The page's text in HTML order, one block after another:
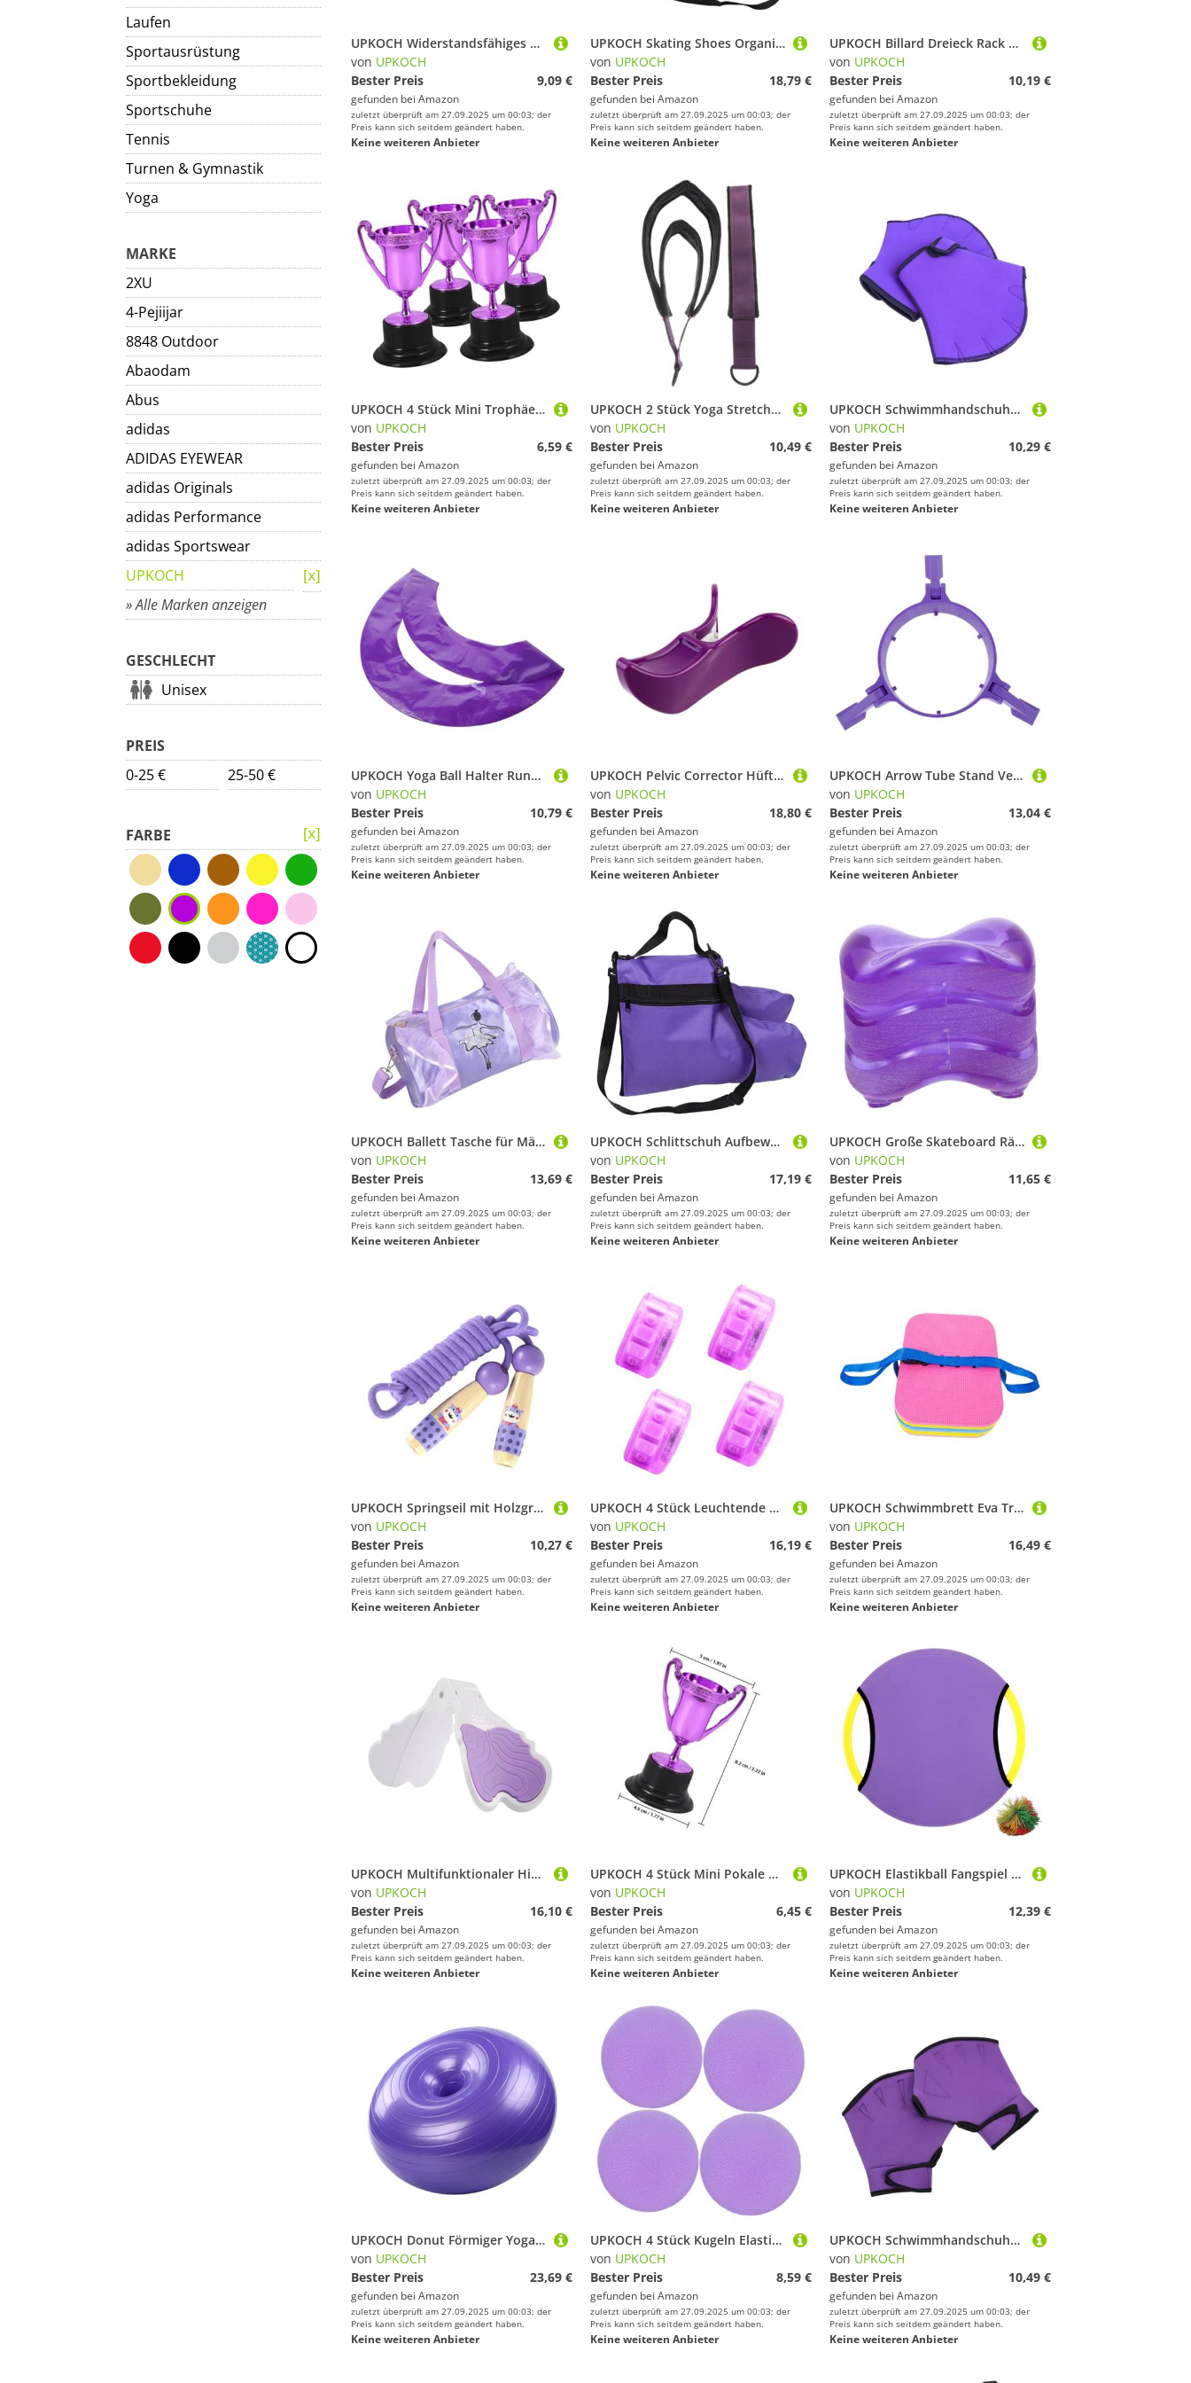
Laufen
Sportausrüstung
Sportbekleidung
Sportschuhe
Tennis
Turnen & Gymnastik
Yoga
MARKE
2XU
4-Pejiijar
8848 Outdoor
Abaodam
Abus
adidas
ADIDAS EYEWEAR
adidas Originals
adidas Performance
adidas Sportswear
UPKOCH
» Alle Marken anzeigen
GESCHLECHT
Unisex
PREIS
0-25 €
25-50 €
FARBE
UPKOCH Widerstandsfähiges Hüftband aus Elastischem Material für Bein und Po Training Rutschfestes Fitness Übungsband für Squats Hip Thrusts Geeignet für Damen
von UPKOCH
Bester Preis
9,09 €
gefunden bei Amazon
zuletzt überprüft am 27.09.2025 um 00:03; der
Preis kann sich seitdem geändert haben.
Keine weiteren Anbieter
UPKOCH Skating Shoes Organizer Tasche mit Schultergurt Leicht und Tragbar für Rollschuhe Eiskunstlauf Inline-Skates Outdoor Sport Aufbewahrung Lila
von UPKOCH
Bester Preis
18,79 €
gefunden bei Amazon
zuletzt überprüft am 27.09.2025 um 00:03; der
Preis kann sich seitdem geändert haben.
Keine weiteren Anbieter
UPKOCH Billard Dreieck Rack aus Langlebigem Kunststoff Leicht und Tragbar Passend für Standard Poolkugeln für Mini Tischspiele und Vereins Billard Praktischer Organizer für Ordentliche
von UPKOCH
Bester Preis
10,19 €
gefunden bei Amazon
zuletzt überprüft am 27.09.2025 um 00:03; der
Preis kann sich seitdem geändert haben.
Keine weiteren Anbieter
UPKOCH 4 Stück Mini Trophäen Kunststoff Glänzend als Party und Sportpreis Dekoration für Wettbewerbe und Feierlichkeiten Vielseitig Einsetzbar als Auszeichnung und Spielrequisite
von UPKOCH
Bester Preis
6,59 €
gefunden bei Amazon
zuletzt überprüft am 27.09.2025 um 00:03; der
Preis kann sich seitdem geändert haben.
Keine weiteren Anbieter
UPKOCH 2 Stück Yoga Stretchband mit Hoher Elastizität und Vielseitigem Einsatz Teiliges Fitnessband für Ganzkörpertraining Flexibilitäts und Kraftübungen Geeignet für Frauen
von UPKOCH
Bester Preis
10,49 €
gefunden bei Amazon
zuletzt überprüft am 27.09.2025 um 00:03; der
Preis kann sich seitdem geändert haben.
Keine weiteren Anbieter
UPKOCH Schwimmhandschuhe mit Halbfingern Atmungsaktiv Komfortabel Webbed Aquatic Gloves für Krafttraining und Wassersport Verbesserter Wasserwiderstand Lila für Damen und Herren
von UPKOCH
Bester Preis
10,29 €
gefunden bei Amazon
zuletzt überprüft am 27.09.2025 um 00:03; der
Preis kann sich seitdem geändert haben.
Keine weiteren Anbieter
UPKOCH Yoga Ball Halter Runde Basis Stabiler Gymnastikball Ständer Aufblasbar rutschfest Fitness Übungsring Für Zuhause Balanceballhalter
von UPKOCH
Bester Preis
10,79 €
gefunden bei Amazon
zuletzt überprüft am 27.09.2025 um 00:03; der
Preis kann sich seitdem geändert haben.
Keine weiteren Anbieter
UPKOCH Pelvic Corrector Hüfttrainer für Frauen Hüftmuskel Lifter und Po Shaper Effektives zur Straffung Formung und Festigung der Gesäßmuskulatur Lila Einfach Anzuwenden
von UPKOCH
Bester Preis
18,80 €
gefunden bei Amazon
zuletzt überprüft am 27.09.2025 um 00:03; der
Preis kann sich seitdem geändert haben.
Keine weiteren Anbieter
UPKOCH Arrow Tube Stand Verstellbar Bein-Stabiler Basis Robuster Pfeilbehälter Halter für Indoor und Outdoor Bogenschießen Training Langlebiger Pfeilhalter für Recurve Bogen
von UPKOCH
Bester Preis
13,04 €
gefunden bei Amazon
zuletzt überprüft am 27.09.2025 um 00:03; der
Preis kann sich seitdem geändert haben.
Keine weiteren Anbieter
UPKOCH Ballett Tasche für Mädchen Verstellbare Umhängetasche aus Langlebigem Material Geräumige Tanzsporttasche für Schuhe und Kleidung Eleganter Crossbody Bag für Ballett und Tanz als
von UPKOCH
Bester Preis
13,69 €
gefunden bei Amazon
zuletzt überprüft am 27.09.2025 um 00:03; der
Preis kann sich seitdem geändert haben.
Keine weiteren Anbieter
UPKOCH Schlittschuh Aufbewahrung Rollschuh Taschen Rollschuh Tasche Eiskunstlauf Aufbewahrungstasche Polyester Lila
von UPKOCH
Bester Preis
17,19 €
gefunden bei Amazon
zuletzt überprüft am 27.09.2025 um 00:03; der
Preis kann sich seitdem geändert haben.
Keine weiteren Anbieter
UPKOCH Große Skateboard Räder High Rebound Skateboard Räder Fish Board Ersatzräder Skate Rad Pu
von UPKOCH
Bester Preis
11,65 €
gefunden bei Amazon
zuletzt überprüft am 27.09.2025 um 00:03; der
Preis kann sich seitdem geändert haben.
Keine weiteren Anbieter
UPKOCH Springseil mit Holzgriff über Lang Robustes Fitnessseil für Indoor spiel und Training Praktisches Sprungseil für Mädchen Ab Jahren Lila Hippo muster Kindersicher
von UPKOCH
Bester Preis
10,27 €
gefunden bei Amazon
zuletzt überprüft am 27.09.2025 um 00:03; der
Preis kann sich seitdem geändert haben.
Keine weiteren Anbieter
UPKOCH 4 Stück Leuchtende Roller Skates Räder PU Ersatzrollen Dekorative Inline Skates für Zweireihige Rollschuhe und Skateboard Langlebig und Auffällig bei Nacht
von UPKOCH
Bester Preis
16,19 €
gefunden bei Amazon
zuletzt überprüft am 27.09.2025 um 00:03; der
Preis kann sich seitdem geändert haben.
Keine weiteren Anbieter
UPKOCH Schwimmbrett Eva Trainingshilfe für Erwachsene und Verstellbar Schwimmhilfe Rückenfloat für Schwimmanfänger mit Griff und Stabilem Tragbarem Schwimmfloat
von UPKOCH
Bester Preis
16,49 €
gefunden bei Amazon
zuletzt überprüft am 27.09.2025 um 00:03; der
Preis kann sich seitdem geändert haben.
Keine weiteren Anbieter
UPKOCH Multifunktionaler Hip Trainer für Frauen Effektives Workout gerät für Oberschenkel Gesäß Oberkörper und Brust Geeignet für Postpartum Training und Ganzkörperfitness zu Hause
von UPKOCH
Bester Preis
16,10 €
gefunden bei Amazon
zuletzt überprüft am 27.09.2025 um 00:03; der
Preis kann sich seitdem geändert haben.
Keine weiteren Anbieter
UPKOCH 4 Stück Mini Pokale Kunststoff Glänzend Leichter Siegerpreis für Sport Partyveranstaltungen Motivierende Dekorative Auszeichnungsspielzeuge
von UPKOCH
Bester Preis
6,45 €
gefunden bei Amazon
zuletzt überprüft am 27.09.2025 um 00:03; der
Preis kann sich seitdem geändert haben.
Keine weiteren Anbieter
UPKOCH Elastikball Fangspiel Set Leichtes Sicheres Outdoor Wurfspiel Interaktives Eltern Junge Mädchen für Koordination und Sensorisches Training Geeignet für Kindergarten und Zuhause
von UPKOCH
Bester Preis
12,39 €
gefunden bei Amazon
zuletzt überprüft am 27.09.2025 um 00:03; der
Preis kann sich seitdem geändert haben.
Keine weiteren Anbieter
UPKOCH Donut Förmiger Yoga Hilfsball mit Burst PVC Rutschfester Balance und Fitnessball für und Stabilitätstraining zu Hause Inklusive Luftpumpe
von UPKOCH
Bester Preis
23,69 €
gefunden bei Amazon
zuletzt überprüft am 27.09.2025 um 00:03; der
Preis kann sich seitdem geändert haben.
Keine weiteren Anbieter
UPKOCH 4 Stück Kugeln Elastische Griffkrafttrainer für Hand und Unterarmtraining Stresslindernde Massagebälle für Therapie Arthritis und Griffkraftsteigerung Tragbar für Büro und Zuhause
von UPKOCH
Bester Preis
8,59 €
gefunden bei Amazon
zuletzt überprüft am 27.09.2025 um 00:03; der
Preis kann sich seitdem geändert haben.
Keine weiteren Anbieter
UPKOCH Schwimmhandschuhe mit Wasserwiderstand Langlebige Schwimmflossen für Damen und Herren für Wasserfitness Oberkörpertraining und Wassersportaktivitäten Bequemes An Ausziehen Farbe
von UPKOCH
Bester Preis
10,49 €
gefunden bei Amazon
zuletzt überprüft am 27.09.2025 um 00:03; der
Preis kann sich seitdem geändert haben.
Keine weiteren Anbieter